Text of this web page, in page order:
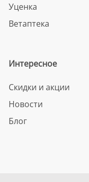
Уценка
Ветаптека
Интересное
Скидки и акции
Новости
Блог